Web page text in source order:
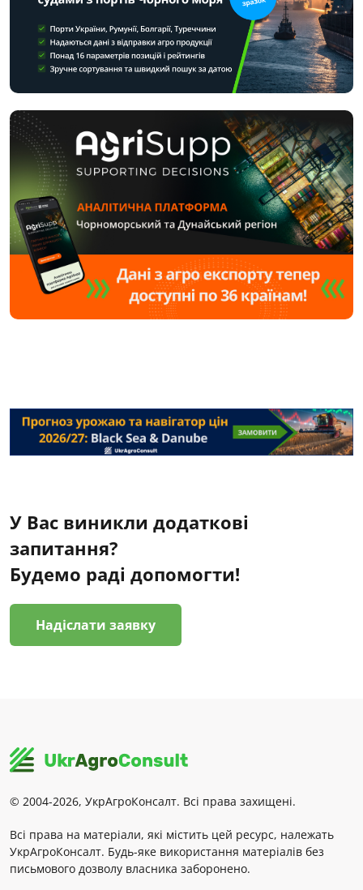
У Вас виникли додаткові
запитання?
Будемо раді допомогти!
Надіслати заявку
© 2004-2026, УкрАгроКонсалт. Всі права захищені.
Всі права на матеріали, які містить цей ресурс, належать
УкрАгроКонсалт. Будь-яке використання матеріалів без
письмового дозволу власника заборонено.